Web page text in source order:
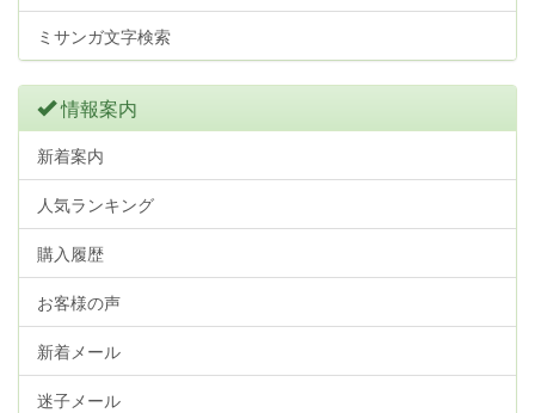
ミサンガ文字検索
情報案内
新着案内
人気ランキング
購入履歴
お客様の声
新着メール
迷子メール